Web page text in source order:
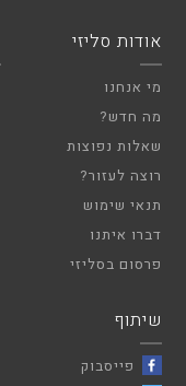
אודות סליזי
מי אנחנו
מה חדש?
שאלות נפוצות
רוצה לעזור?
תנאי שימוש
דברו איתנו
פרסום בסליזי
שיתוף
פייסבוק